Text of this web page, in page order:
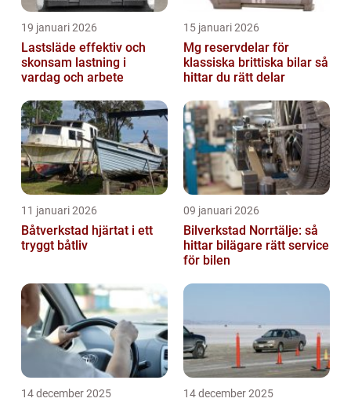
19 januari 2026
Lastsläde effektiv och
skonsam lastning i
vardag och arbete
15 januari 2026
Mg reservdelar för
klassiska brittiska bilar så
hittar du rätt delar
11 januari 2026
Båtverkstad hjärtat i ett
tryggt båtliv
09 januari 2026
Bilverkstad Norrtälje: så
hittar bilägare rätt service
för bilen
14 december 2025 14 december 2025